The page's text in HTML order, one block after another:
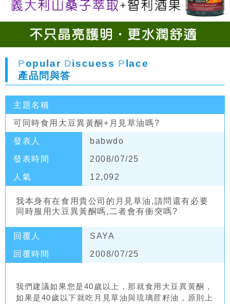
Popular Discuess P lace
產品問與答
主題名稱
可同時食用大豆異黃酮+月見草油嗎?
發表人 babwdo
發表時間 2008/07/25
人氣 12,092
我本身有在食用貴公司的月見草油,請問還有必要
同時服用大豆異黃酮嗎,二者會有衝突嗎?
回覆人 SAYA
回覆時間 2008/07/25
我們建議如果您是40歲以上，那就食用大豆異黃酮，
如果是40歲以下就吃月見草油與琉璃苣籽油，原則上